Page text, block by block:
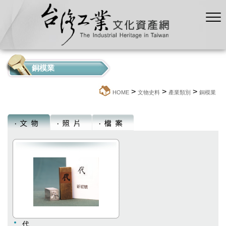
銅模業
HOME > 文物史料 > 產業類別 > 銅模業
代